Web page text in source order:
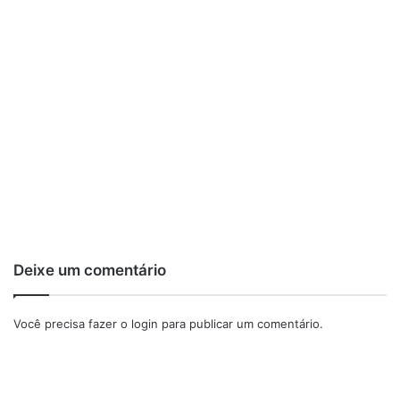
Deixe um comentário
Você precisa fazer o login para publicar um comentário.